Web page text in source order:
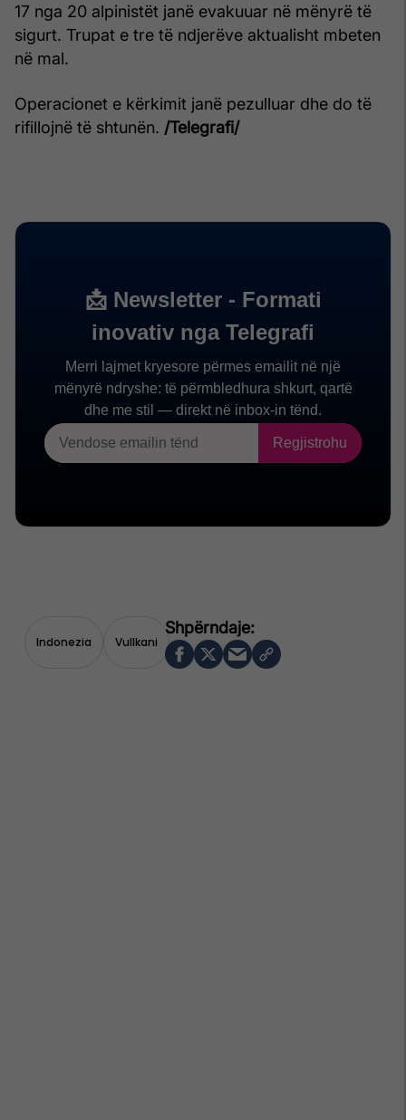
17 nga 20 alpinistët janë evakuuar në mënyrë të
sigurt. Trupat e tre të ndjerëve aktualisht mbeten
në mal.
Operacionet e kërkimit janë pezulluar dhe do të
rifillojnë të shtunën. /Telegrafi/
Indonezia Vullkani